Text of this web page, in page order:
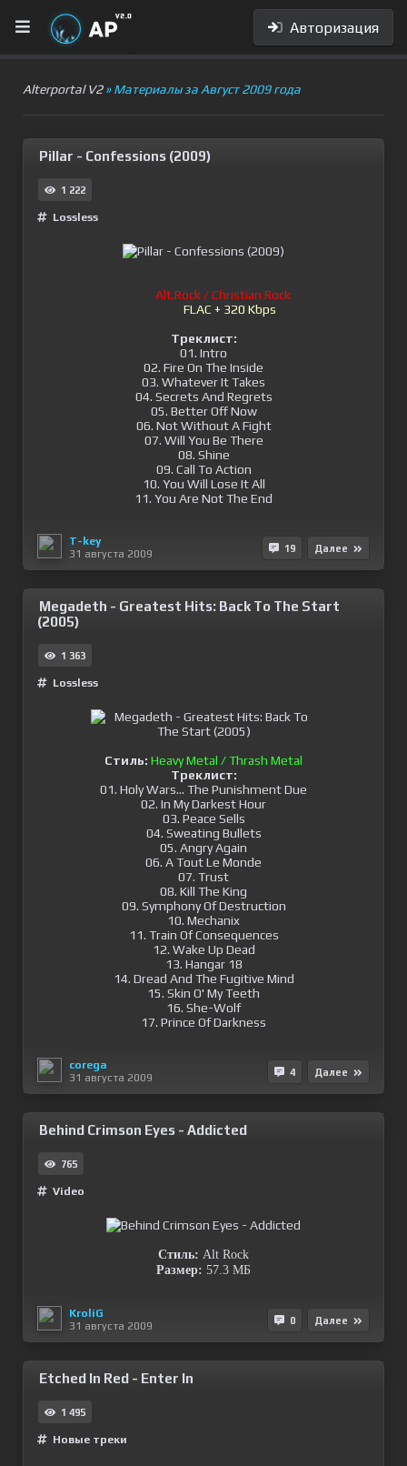
Авторизация
Alterportal V2» Материалы за Август 2009 года
Pillar - Confessions (2009)
1 222
Lossless
Alt.Rock / Christian Rock
FLAC + 320 Kbps
Треклист:
01. Intro
02. Fire On The Inside
03. Whatever It Takes
04. Secrets And Regrets
05. Better Off Now
06. Not Without A Fight
07. Will You Be There
08. Shine
09. Call To Action
10. You Will Lose It All
11. You Are Not The End
T-key
31 августа 2009
19 Далее
Megadeth - Greatest Hits: Back To The Start
(2005)
1 363
Lossless
Стиль: Heavy Metal / Thrash Metal
Треклист:
01. Holy Wars... The Punishment Due
02. In My Darkest Hour
03. Peace Sells
04. Sweating Bullets
05. Angry Again
06. A Tout Le Monde
07. Trust
08. Kill The King
09. Symphony Of Destruction
10. Mechanix
11. Train Of Consequences
12. Wake Up Dead
13. Hangar 18
14. Dread And The Fugitive Mind
15. Skin O' My Teeth
16. She-Wolf
17. Prince Of Darkness
corega
31 августа 2009
4 Далее
Behind Crimson Eyes - Addicted
765
Video
Стиль: Alt Rock
Размер: 57.3 МБ
KroliG
31 августа 2009
0 Далее
Etched In Red - Enter In
1 495
Новые треки